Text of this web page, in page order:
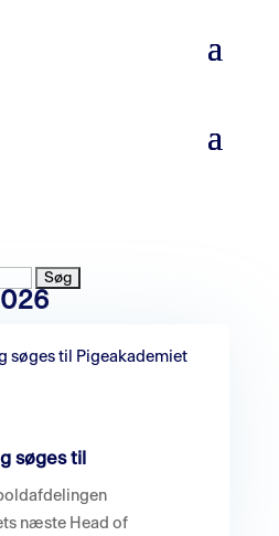
søges til
næste Head of